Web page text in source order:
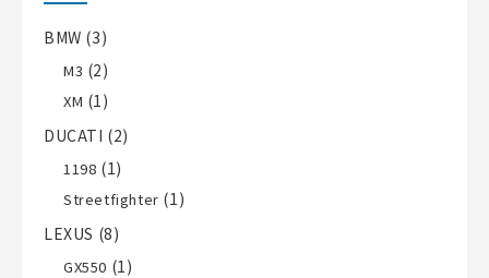
BMW (3)
M3 (2)
XM (1)
DUCATI (2)
1198 (1)
Streetfighter (1)
LEXUS (8)
GX550 (1)